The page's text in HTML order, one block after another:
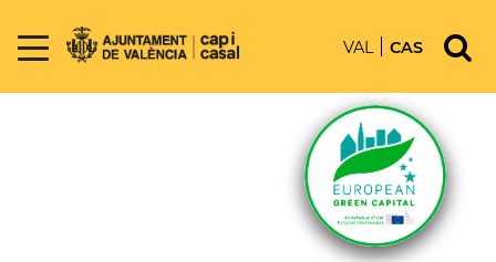
VAL CAS